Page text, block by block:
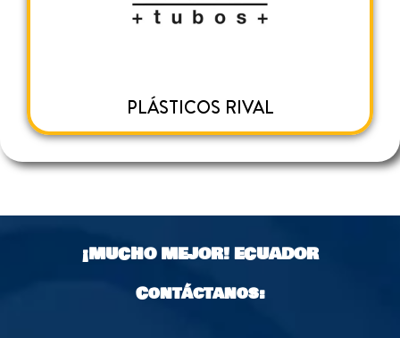
PLÁSTICOS RIVAL
¡MUCHO MEJOR!ECUADOR
Contáctanos: